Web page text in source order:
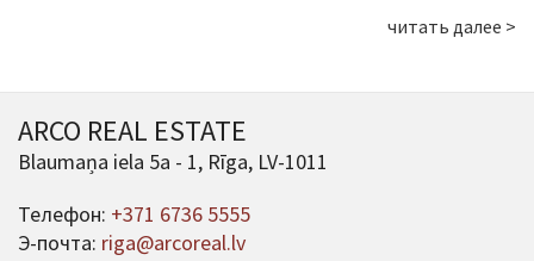
читать далее >
ARCO REAL ESTATE
Blaumaņa iela 5a - 1, Rīga, LV-1011
Телефон: +371 6736 5555
Э-почта: riga@arcoreal.lv